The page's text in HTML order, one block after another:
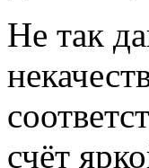
Не так
счёт